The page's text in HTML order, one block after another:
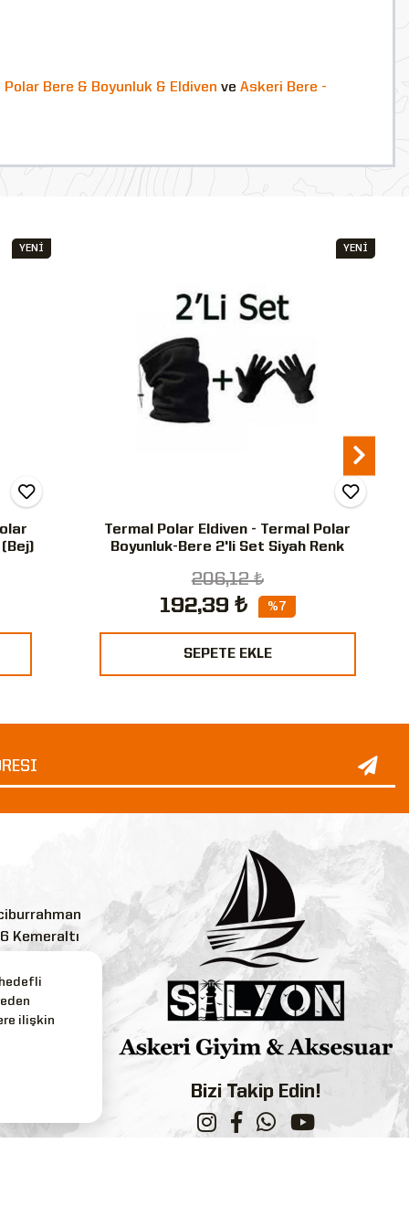
ilişkin
Polar Bere & Boyunluk & Eldiven ve Askeri Bere -
YENİ
Termal Polar Eldiven - Termal Polar
Boyunluk-Bere 2'li Set Siyah Renk
206,12 ₺
192,39 ₺ %7
SEPETE EKLE
YENİ
Kemeraltı
Bizi Takip Edin!